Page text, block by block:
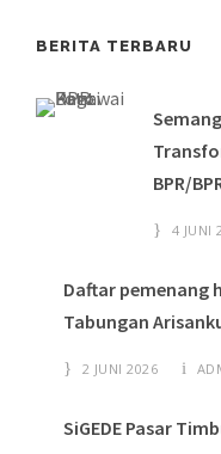
BERITA TERBARU
BPR/
4 JUNI
Daftar pemenang
Tabungan
2 JUNI 2026
SiGEDE Pasar